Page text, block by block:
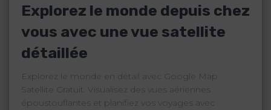
Explorez le monde depuis chez
vous avec une vue satellite
détaillée
Explorez le monde en détail avec Google Map
Satellite Gratuit. Visualisez des vues aériennes
époustouflantes et planifiez vos voyages avec